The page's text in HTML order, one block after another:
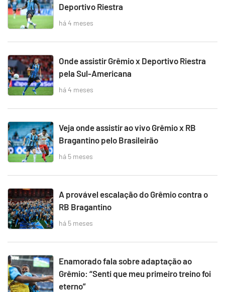
Deportivo Riestra
há 4 meses
Onde assistir Grêmio x Deportivo Riestra
pela Sul-Americana
há 4 meses
Veja onde assistir ao vivo Grêmio x RB
Bragantino pelo Brasileirão
há 5 meses
A provável escalação do Grêmio contra o
RB Bragantino
há 5 meses
Enamorado fala sobre adaptação ao
Grêmio: “Senti que meu primeiro treino foi
eterno”